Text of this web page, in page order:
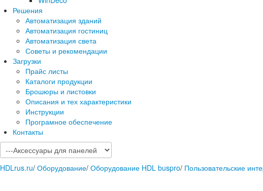
Решения
Автоматизация зданий
Автоматизация гостиниц
Автоматизация света
Советы и рекомендации
Загрузки
Прайс листы
Каталоги продукции
Брошюры и листовки
Описания и тех характеристики
Инструкции
Програмное обеспечение
Контакты
HDLrus.ru/ Оборудование/ Оборудование HDL buspro/ Пользовательские